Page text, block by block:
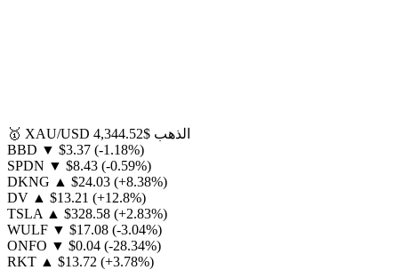
🥇 XAU/USD الذهب $4,344.52
BBD ▼ $3.37 (-1.18%)
SPDN ▼ $8.43 (-0.59%)
DKNG ▲ $24.03 (+8.38%)
DV ▲ $13.21 (+12.8%)
TSLA ▲ $328.58 (+2.83%)
WULF ▼ $17.08 (-3.04%)
ONFO ▼ $0.04 (-28.34%)
RKT ▲ $13.72 (+3.78%)